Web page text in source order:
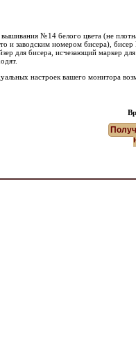
№14 белого цвета (не
и заводским номером бисера),
для бисера, исчезающий маркер
настроек вашего монитора